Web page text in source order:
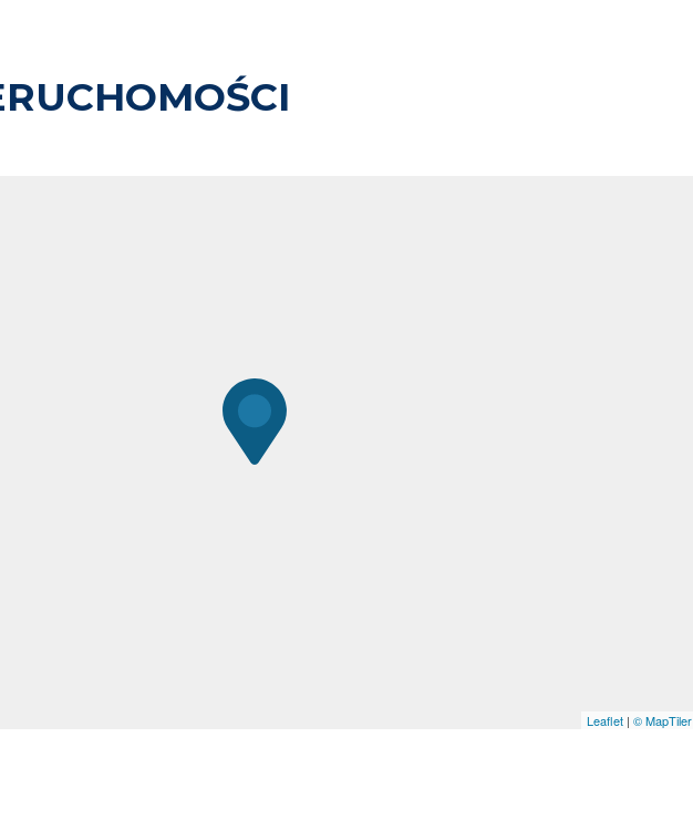
Leaflet | © MapTiler